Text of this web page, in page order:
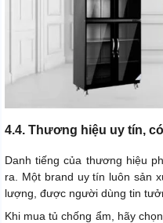
4.4. Thương hiệu uy tín,
Danh tiếng của thương hiệu
ra. Một brand uy tín luôn sản
lượng, được người dùng tin
Khi mua tủ chống ẩm, hãy